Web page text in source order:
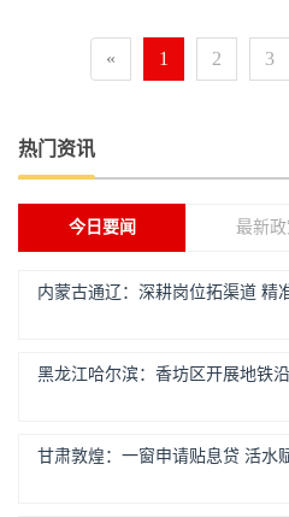
« 1 2 3
热门资讯
今日要闻 最新政
内蒙古通辽：深耕岗位拓渠道 精
黑龙江哈尔滨：香坊区开展地铁
甘肃敦煌：一窗申请贴息贷 活水